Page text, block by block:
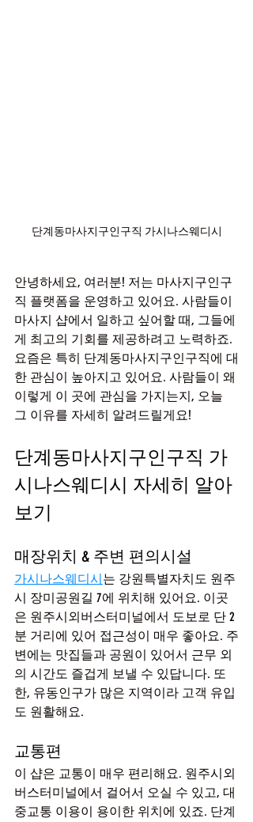
단계동마사지구인구직 가시나스웨디시
안녕하세요, 여러분! 저는 마사지구인구
직 플랫폼을 운영하고 있어요. 사람들이
마사지 샵에서 일하고 싶어할 때, 그들에
게 최고의 기회를 제공하려고 노력하죠.
요즘은 특히 단계동마사지구인구직에 대
한 관심이 높아지고 있어요. 사람들이 왜
이렇게 이 곳에 관심을 가지는지, 오늘
그 이유를 자세히 알려드릴게요!
단계동마사지구인구직 가
시나스웨디시 자세히 알아
보기
매장위치 & 주변 편의시설
가시나스웨디시는 강원특별자치도 원주
시 장미공원길 7에 위치해 있어요. 이곳
은 원주시외버스터미널에서 도보로 단 2
분 거리에 있어 접근성이 매우 좋아요. 주
변에는 맛집들과 공원이 있어서 근무 외
의 시간도 즐겁게 보낼 수 있답니다. 또
한, 유동인구가 많은 지역이라 고객 유입
도 원활해요.
교통편
이 샵은 교통이 매우 편리해요. 원주시외
버스터미널에서 걸어서 오실 수 있고, 대
중교통 이용이 용이한 위치에 있죠. 단계